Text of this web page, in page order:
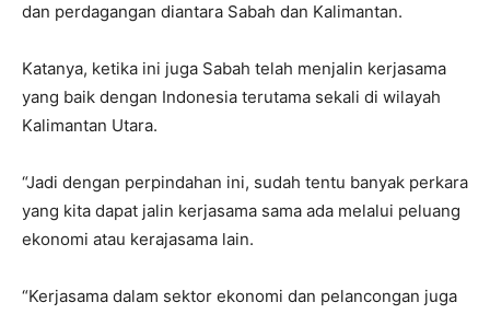
dan perdagangan diantara Sabah dan Kalimantan.
Katanya, ketika ini juga Sabah telah menjalin kerjasama
yang baik dengan Indonesia terutama sekali di wilayah
Kalimantan Utara.
“Jadi dengan perpindahan ini, sudah tentu banyak perkara
yang kita dapat jalin kerjasama sama ada melalui peluang
ekonomi atau kerajasama lain.
“Kerjasama dalam sektor ekonomi dan pelancongan juga